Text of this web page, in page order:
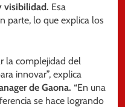
visibilidad. Esa
parte, lo que explica los
la complejidad del
innovar”, explica
de Gaona. “En una
se hace logrando